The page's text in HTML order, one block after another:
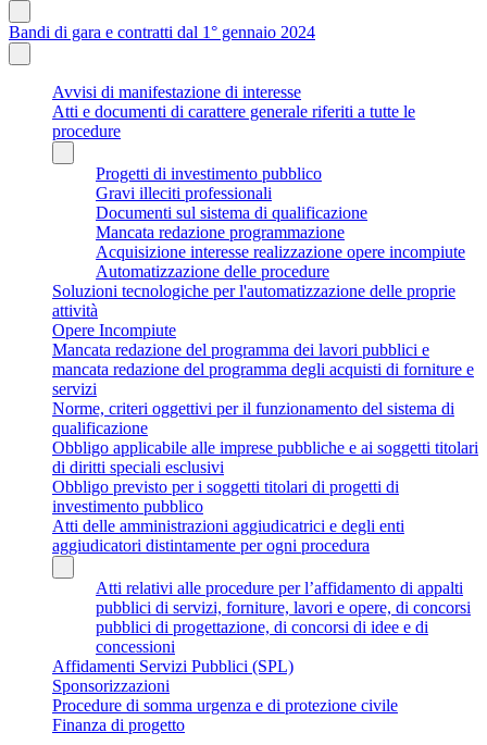
Bandi di gara e contratti dal 1° gennaio 2024
Avvisi di manifestazione di interesse
Atti e documenti di carattere generale riferiti a tutte le
procedure
Progetti di investimento pubblico
Gravi illeciti professionali
Documenti sul sistema di qualificazione
Mancata redazione programmazione
Acquisizione interesse realizzazione opere incompiute
Automatizzazione delle procedure
Soluzioni tecnologiche per l'automatizzazione delle proprie
attività
Opere Incompiute
Mancata redazione del programma dei lavori pubblici e
mancata redazione del programma degli acquisti di forniture e
servizi
Norme, criteri oggettivi per il funzionamento del sistema di
qualificazione
Obbligo applicabile alle imprese pubbliche e ai soggetti titolari
di diritti speciali esclusivi
Obbligo previsto per i soggetti titolari di progetti di
investimento pubblico
Atti delle amministrazioni aggiudicatrici e degli enti
aggiudicatori distintamente per ogni procedura
Atti relativi alle procedure per l’affidamento di appalti
pubblici di servizi, forniture, lavori e opere, di concorsi
pubblici di progettazione, di concorsi di idee e di
concessioni
Affidamenti Servizi Pubblici (SPL)
Sponsorizzazioni
Procedure di somma urgenza e di protezione civile
Finanza di progetto